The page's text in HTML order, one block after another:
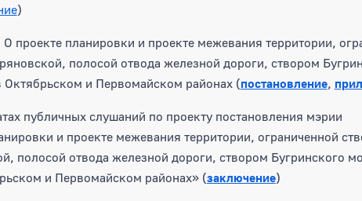
)
О проекте планировки и проекте межевания территории,
полосой отвода железной дороги, створом
и Первомайском районах (постановление,
публичных слушаний по проекту постановления мэрии
и проекте межевания территории, ограниченной
полосой отвода железной дороги, створом Бугринского
и Первомайском районах» (заключение)